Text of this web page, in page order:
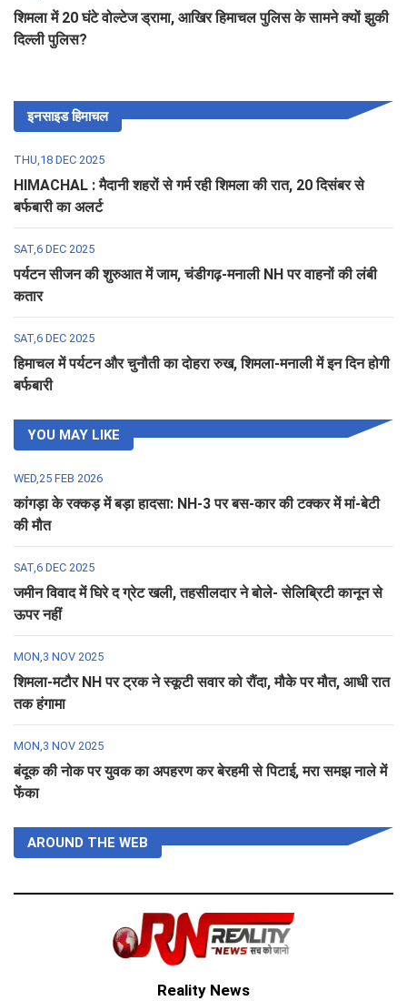
शिमला में 20 घंटे वोल्टेज ड्रामा, आखिर हिमाचल पुलिस के सामने क्यों झुकी
दिल्ली पुलिस?
इनसाइड हिमाचल
THU,18 DEC 2025
HIMACHAL : मैदानी शहरों से गर्म रही शिमला की रात, 20 दिसंबर से
बर्फबारी का अलर्ट
SAT,6 DEC 2025
पर्यटन सीजन की शुरुआत में जाम, चंडीगढ़-मनाली NH पर वाहनों की लंबी
कतार
SAT,6 DEC 2025
हिमाचल में पर्यटन और चुनौती का दोहरा रुख, शिमला-मनाली में इन दिन होगी
बर्फबारी
YOU MAY LIKE
WED,25 FEB 2026
कांगड़ा के रक्कड़ में बड़ा हादसा: NH-3 पर बस-कार की टक्कर में मां-बेटी
की मौत
SAT,6 DEC 2025
जमीन विवाद में घिरे द ग्रेट खली, तहसीलदार ने बोले- सेलिब्रिटी कानून से
ऊपर नहीं
MON,3 NOV 2025
शिमला-मटौर NH पर ट्रक ने स्कूटी सवार को रौंदा, मौके पर मौत, आधी रात
तक हंगामा
MON,3 NOV 2025
बंदूक की नोक पर युवक का अपहरण कर बेरहमी से पिटाई, मरा समझ नाले में
फेंका
AROUND THE WEB
Reality News